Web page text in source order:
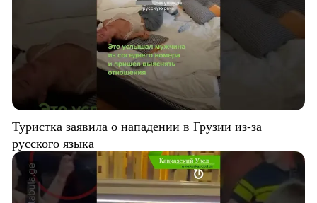
Туристка заявила о нападении в Грузии из-за
русского языка